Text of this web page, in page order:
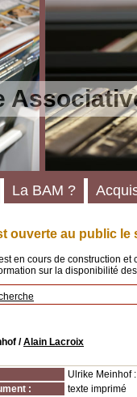
ouverte au public le
en cours de construction
sur la disponibilité
/Alain Lacroix
Ulrike Meinhof
:
texte imprimé
La BAM ?